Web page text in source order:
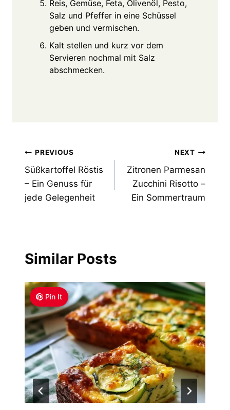
Reis, Gemüse, Feta, Olivenöl, Pesto,
Salz und Pfeffer in eine Schüssel
geben und vermischen.
Kalt stellen und kurz vor dem
Servieren nochmal mit Salz
abschmecken.
Post
navigation
PREVIOUS
Süßkartoffel Röstis
– Ein Genuss für
jede Gelegenheit
NEXT
Zitronen Parmesan
Zucchini Risotto –
Ein Sommertraum
Similar Posts
Pin It